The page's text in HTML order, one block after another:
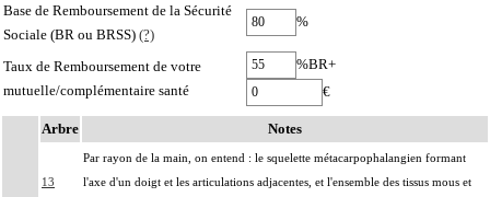
Base de Remboursement de la Sécurité
Sociale (BR ou BRSS) (?)
%
Taux de Remboursement de votre
mutuelle/complémentaire santé
%BR+
€
Arbre Notes
13
Par rayon de la main, on entend : le squelette métacarpophalangien formant
l'axe d'un doigt et les articulations adjacentes, et l'ensemble des tissus mous et